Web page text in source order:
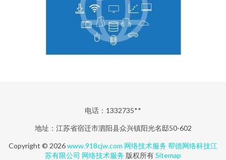
电话：1332735**
地址：江苏省宿迁市泗阳县众兴镇阳光名邸50-602
Copyright © 2026www.918cjw.com 网络技术服务 帮德网络科技江
苏有限公司 网络技术服务 版权所有Sitemap